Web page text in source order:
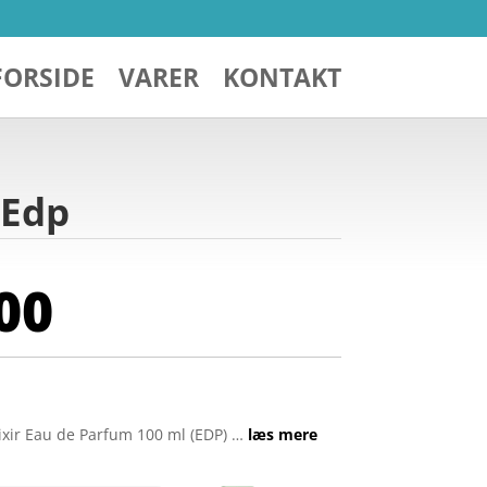
VARER KONTAKT
Eau de Parfum 100 ml (EDP) … læs mere